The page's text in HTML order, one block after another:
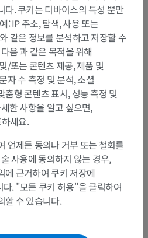
연속적인 세로층을 형성합니다.
속항문조임근을 형성합니다.
항문관과 곧창자의 세로근육층에
에 오류가 있나요?
Intestine. [Updated 2023 Jul 31]. In:
(FL): StatPearls Publishing; 2026 Jan.
books/NBK507857/
다. 쿠키는 디바이스의 특성 뿐만
: IP 주소, 탐색, 사용 또는
같은 정보를 분석하고 저장할 수
음 과 같은 목적을 위해
/또는 콘텐츠 제공, 제품 및
자 수 측정 및 분석, 소셜
춤형 콘텐츠 표시, 성능 측정 및
한 사항을 알고 싶으면,
세요.
언제든 동의나 거부 또는 철회를
사용에 동의하지 않는 경우,
에 근거하여 쿠키 저장에
. "모든 쿠키 허용"을 클릭하여
할 수 있습니다.